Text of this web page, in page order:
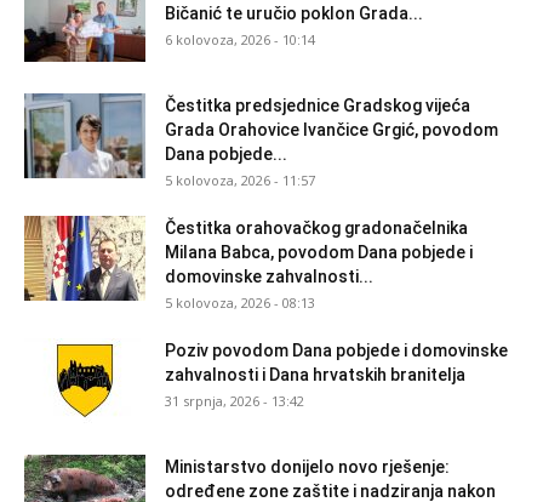
Bičanić te uručio poklon Grada...
6 kolovoza, 2026 - 10:14
Čestitka predsjednice Gradskog vijeća
Grada Orahovice Ivančice Grgić, povodom
Dana pobjede...
5 kolovoza, 2026 - 11:57
Čestitka orahovačkog gradonačelnika
Milana Babca, povodom Dana pobjede i
domovinske zahvalnosti...
5 kolovoza, 2026 - 08:13
Poziv povodom Dana pobjede i domovinske
zahvalnosti i Dana hrvatskih branitelja
31 srpnja, 2026 - 13:42
Ministarstvo donijelo novo rješenje:
određene zone zaštite i nadziranja nakon